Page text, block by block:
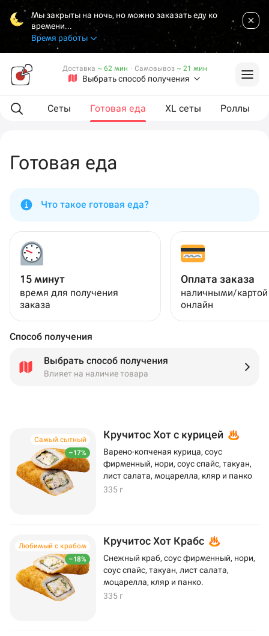
Мы закрыты на ночь, но можно заказать еду ко
времени...
Время работы
Выбрать способ получения
Доставка ~ 62 мин · Самовывоз ~ 21 мин
Сеты Готовая еда XL сеты Роллы
Готовая еда
Что такое готовая еда?
15 минут
время для получения
заказа
Оплата заказа
наличными/
онлайн
Способ получения
Выбрать способ получения
Влияет на наличие товара
–17%
Самый сытный Кручитос Хот с курицей
Варено-копченая курица, соус
фирменный, нори, соус спайс, такуан,
лист салата, моцарелла, кляр и панко
335 г
–18%
Любимый с крабом Кручитос Хот Крабс
Снежный краб, соус фирменный, нори,
соус спайс, такуан, лист салата,
моцарелла, кляр и панко.
335 г